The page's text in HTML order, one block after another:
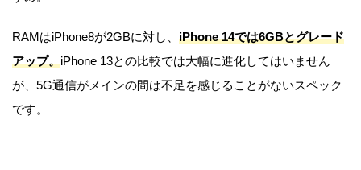
RAMはiPhone8が2GBに対し、 iPhone 14では6GBとグレード
アップ。iPhone 13との比較では大幅に進化してはいません
が、5G通信がメインの間は不足を感じることがないスペック
です。